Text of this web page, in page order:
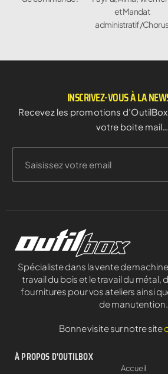
et Mandat
administratif/
INSCRIVEZ-VOUS À LA
Recevez les promotions
votre boite mail…
Spécialiste dans la vente de
travail du bois et le travail du métal,
fournitures pour vos ateliers ainsi
de manutention.
Bonne visite sur notre site
À PROPOS D'OUTILBOX
Accueil